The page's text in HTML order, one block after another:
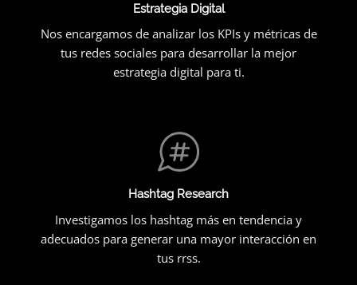
Estrategia Digital
Nos encargamos de analizar los KPIs y métricas de
tus redes sociales para desarrollar la mejor
estrategia digital para ti.
Hashtag Research
Investigamos los hashtag más en tendencia y
adecuados para generar una mayor interacción en
tus rrss.